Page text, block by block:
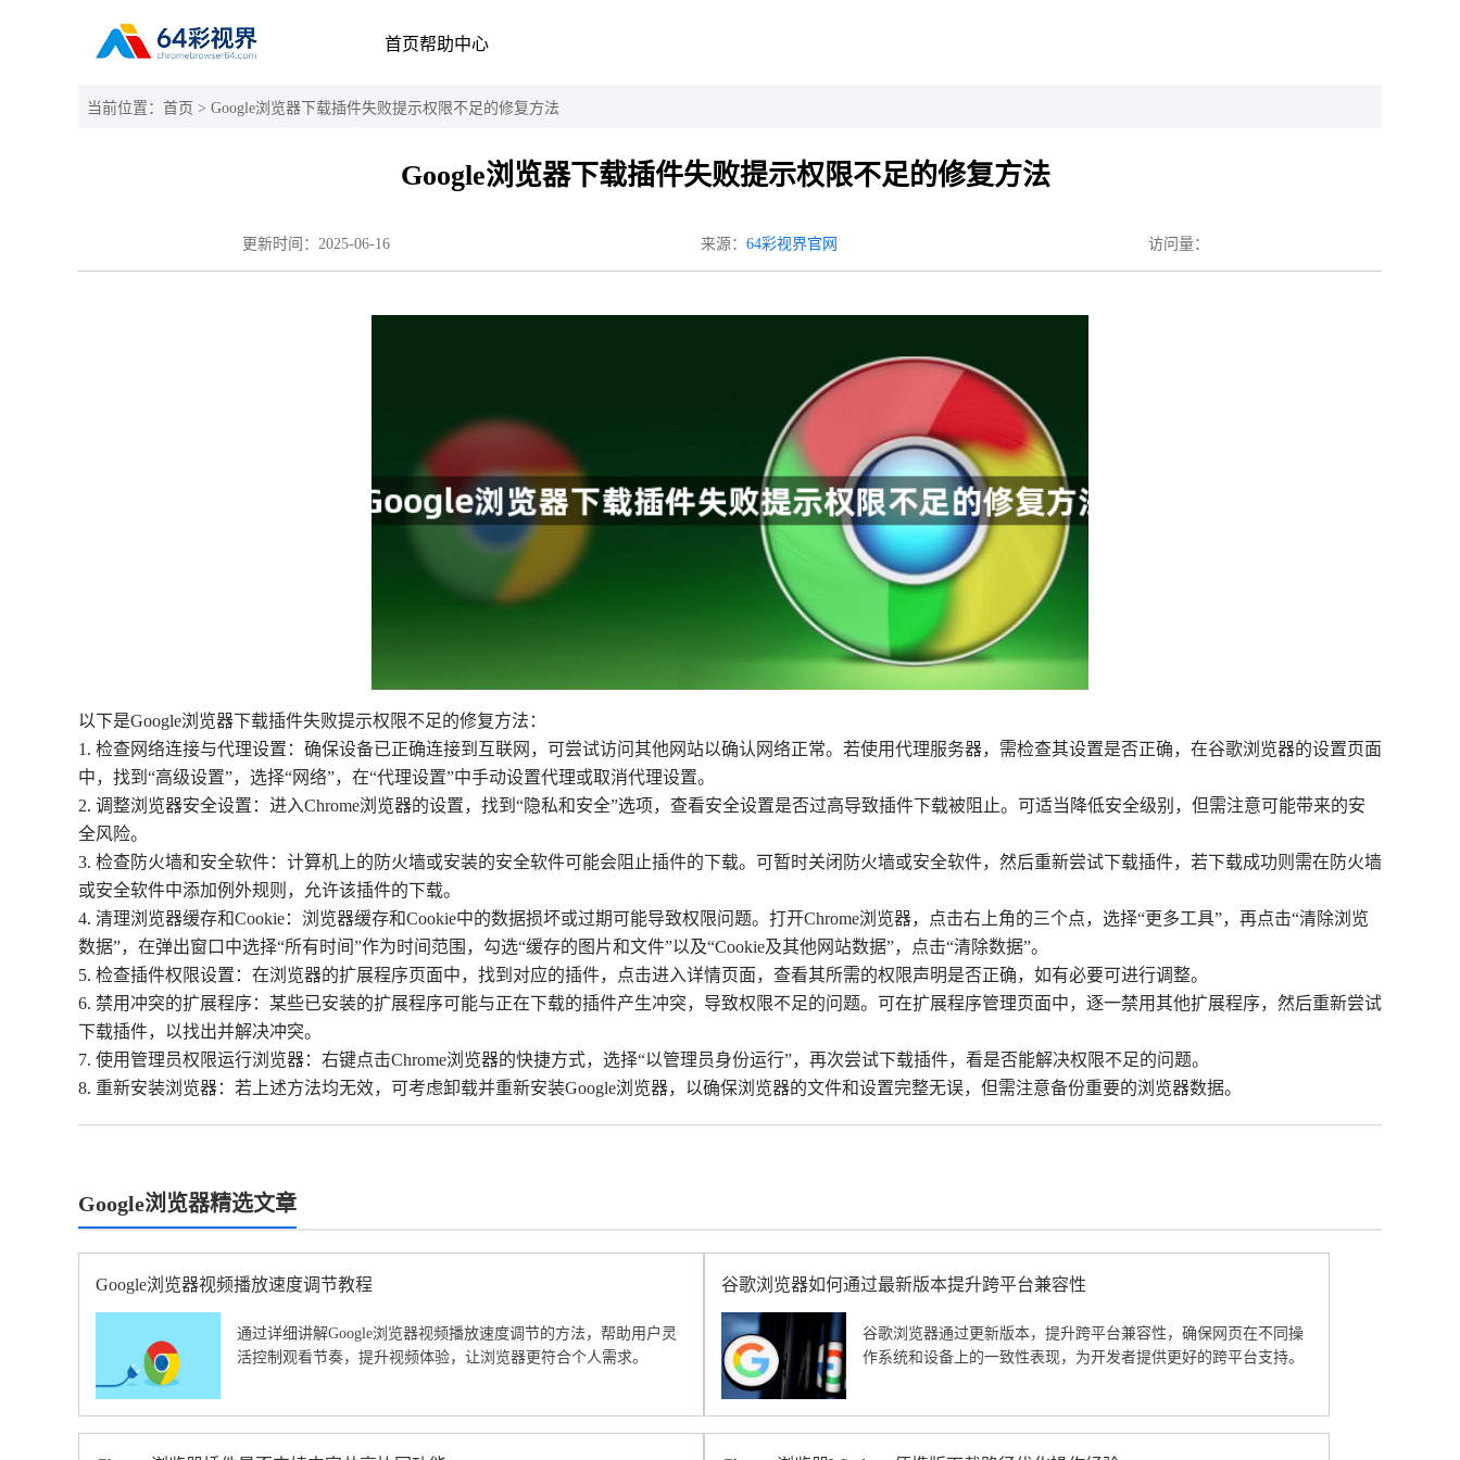
首页帮助中心
当前位置： 首页 > Google浏览器下载插件失败提示权限不足的修复方法
Google浏览器下载插件失败提示权限不足的修复方法
更新时间： 2025-06-16 来源： 64彩视界官网 访问量：
以下是Google浏览器下载插件失败提示权限不足的修复方法：
1. 检查网络连接与代理设置：确保设备已正确连接到互联网，可尝试访问其他网站以确认网络正常。若使用代理服务器，需检查其设置是否正确，在谷歌浏览器的设置页面
中，找到“高级设置”，选择“网络”，在“代理设置”中手动设置代理或取消代理设置。
2. 调整浏览器安全设置：进入Chrome浏览器的设置，找到“隐私和安全”选项，查看安全设置是否过高导致插件下载被阻止。可适当降低安全级别，但需注意可能带来的安
全风险。
3. 检查防火墙和安全软件：计算机上的防火墙或安装的安全软件可能会阻止插件的下载。可暂时关闭防火墙或安全软件，然后重新尝试下载插件，若下载成功则需在防火墙
或安全软件中添加例外规则，允许该插件的下载。
4. 清理浏览器缓存和Cookie：浏览器缓存和Cookie中的数据损坏或过期可能导致权限问题。打开Chrome浏览器，点击右上角的三个点，选择“更多工具”，再点击“清除浏览
数据”，在弹出窗口中选择“所有时间”作为时间范围，勾选“缓存的图片和文件”以及“Cookie及其他网站数据”，点击“清除数据”。
5. 检查插件权限设置：在浏览器的扩展程序页面中，找到对应的插件，点击进入详情页面，查看其所需的权限声明是否正确，如有必要可进行调整。
6. 禁用冲突的扩展程序：某些已安装的扩展程序可能与正在下载的插件产生冲突，导致权限不足的问题。可在扩展程序管理页面中，逐一禁用其他扩展程序，然后重新尝试
下载插件，以找出并解决冲突。
7. 使用管理员权限运行浏览器：右键点击Chrome浏览器的快捷方式，选择“以管理员身份运行”，再次尝试下载插件，看是否能解决权限不足的问题。
8. 重新安装浏览器：若上述方法均无效，可考虑卸载并重新安装Google浏览器，以确保浏览器的文件和设置完整无误，但需注意备份重要的浏览器数据。
Google浏览器精选文章
Google浏览器视频播放速度调节教程
通过详细讲解Google浏览器视频播放速度调节的方法，帮助用户灵
活控制观看节奏，提升视频体验，让浏览器更符合个人需求。
谷歌浏览器如何通过最新版本提升跨平台兼容性
谷歌浏览器通过更新版本，提升跨平台兼容性，确保网页在不同操
作系统和设备上的一致性表现，为开发者提供更好的跨平台支持。